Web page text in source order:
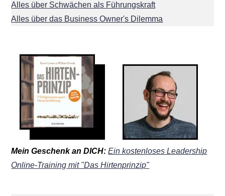
Alles über Schwächen als Führungskraft
Alles über das Business Owner's Dilemma
Mein Geschenk an DICH:Ein kostenloses Leadership
Online-Training mit "Das Hirtenprinzip"